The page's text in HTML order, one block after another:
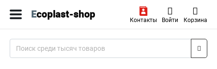
Контакты Войти Корзина